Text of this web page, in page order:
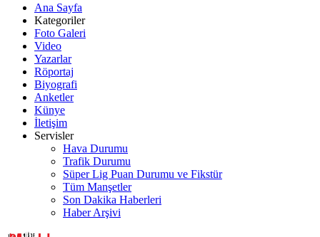
Ana Sayfa
Kategoriler
Foto Galeri
Video
Yazarlar
Röportaj
Biyografi
Anketler
Künye
İletişim
Servisler
Hava Durumu
Trafik Durumu
Süper Lig Puan Durumu ve Fikstür
Tüm Manşetler
Son Dakika Haberleri
Haber Arşivi